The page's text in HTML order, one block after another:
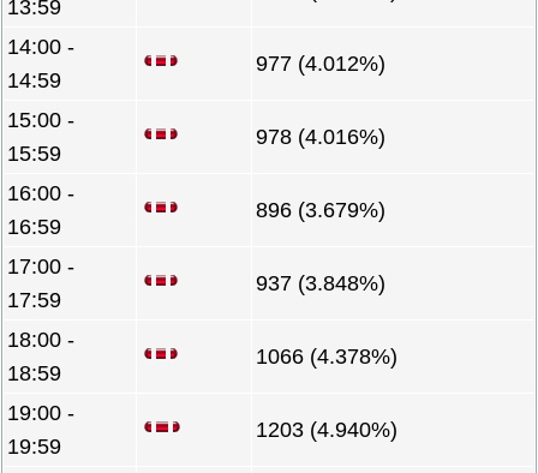
13:59
14:00 -
14:59
977 (4.012%)
15:00 -
15:59
978 (4.016%)
16:00 -
16:59
896 (3.679%)
17:00 -
17:59
937 (3.848%)
18:00 -
18:59
1066 (4.378%)
19:00 -
19:59
1203 (4.940%)